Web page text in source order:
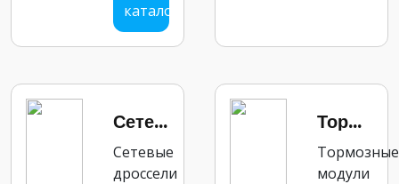
каталог
Сетевой дроссель
Сетевые
дроссели
Тормозной модуль
Тормозные
модули